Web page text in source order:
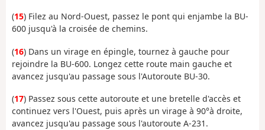
(15) Filez au Nord-Ouest, passez le pont qui enjambe la BU-
600 jusqu'à la croisée de chemins.
(16) Dans un virage en épingle, tournez à gauche pour
rejoindre la BU-600. Longez cette route main gauche et
avancez jusqu'au passage sous l'Autoroute BU-30.
(17) Passez sous cette autoroute et une bretelle d'accès et
continuez vers l'Ouest, puis après un virage à 90°à droite,
avancez jusqu'au passage sous l'autoroute A-231.